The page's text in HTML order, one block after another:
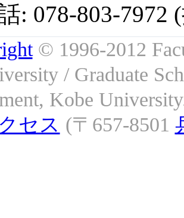
: 078-803-7972
© 1996-2012
/ Graduate
Kobe
クセス (〒657-8501